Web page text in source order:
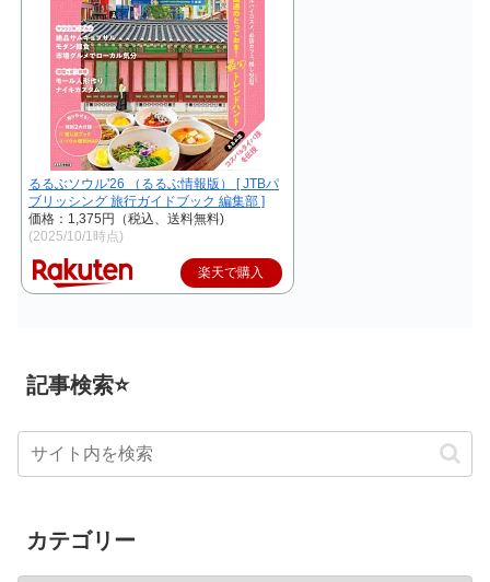
るるぶソウル'26 （るるぶ情報版） [ JTBパ
ブリッシング 旅行ガイドブック 編集部 ]
価格：1,375円（税込、送料無料)
(2025/10/1時点)
楽天で購入
記事検索⭐
カテゴリー